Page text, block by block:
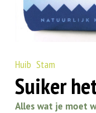
Huib Stam
Suiker
Alles wat je moet